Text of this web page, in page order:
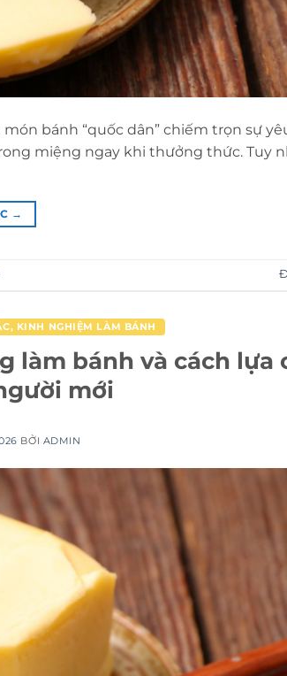
bánh “quốc dân” chiếm trọn sự
miệng ngay khi thưởng thức. Tuy
→
, KINH NGHIỆM LÀM BÁNH
làm bánh và cách lựa
mới
BỞI ADMIN